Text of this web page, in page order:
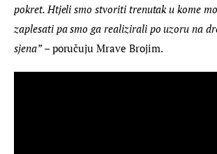
pokret. Htjeli smo stvoriti trenutak u kome
zaplesati pa smo ga realizirali po uzoru na
sjena” – poručuju Mrave Brojim.